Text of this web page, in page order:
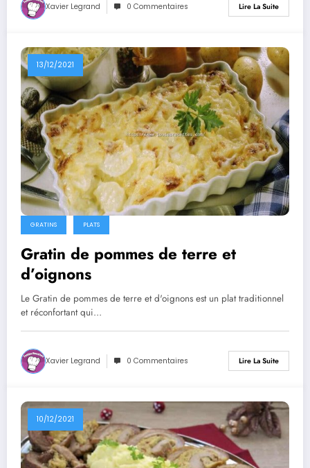
Xavier Legrand 0 Commentaires Lire La Suite
13/12/2021
GRATINS PLATS
Gratin de pommes de terre et
d’oignons
Le Gratin de pommes de terre et d'oignons est un plat traditionnel
et réconfortant qui…
Xavier Legrand 0 Commentaires Lire La Suite
10/12/2021